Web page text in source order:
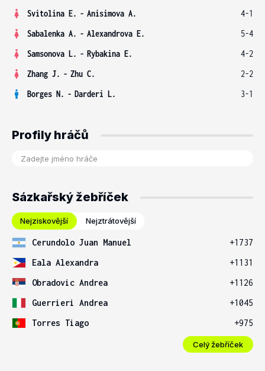
Svitolina E. - Anisimova A.
4-1
Sabalenka A. - Alexandrova E.
5-4
Samsonova L. - Rybakina E.
4-2
Zhang J. - Zhu C.
2-2
Borges N. - Darderi L. 3-1
Profily hráčů
Sázkařský žebříček
Nejziskovější Nejztrátovější
Cerundolo Juan Manuel
+1737
Eala Alexandra
+1131
Obradovic Andrea
+1126
Guerrieri Andrea
+1045
Torres Tiago
+975
Celý žebříček